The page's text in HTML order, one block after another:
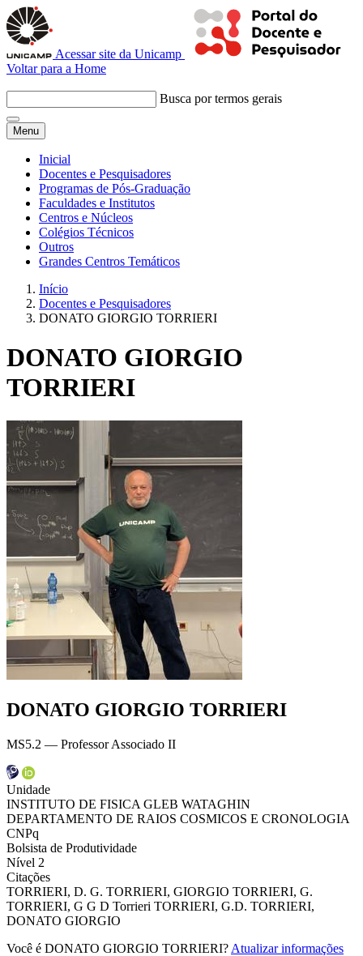
Acessar site da Unicamp
Voltar para a Home
Busca por termos gerais
Menu
Inicial
Docentes e Pesquisadores
Programas de Pós-Graduação
Faculdades e Institutos
Centros e Núcleos
Colégios Técnicos
Outros
Grandes Centros Temáticos
Início
Docentes e Pesquisadores
DONATO GIORGIO TORRIERI
DONATO GIORGIO
TORRIERI
DONATO GIORGIO TORRIERI
MS5.2 — Professor Associado II
Unidade
INSTITUTO DE FISICA GLEB WATAGHIN
DEPARTAMENTO DE RAIOS COSMICOS E CRONOLOGIA
CNPq
Bolsista de Produtividade
Nível 2
Citações
TORRIERI, D. G. TORRIERI, GIORGIO TORRIERI, G.
TORRIERI, G G D Torrieri TORRIERI, G.D. TORRIERI,
DONATO GIORGIO
Você é DONATO GIORGIO TORRIERI? Atualizar informações